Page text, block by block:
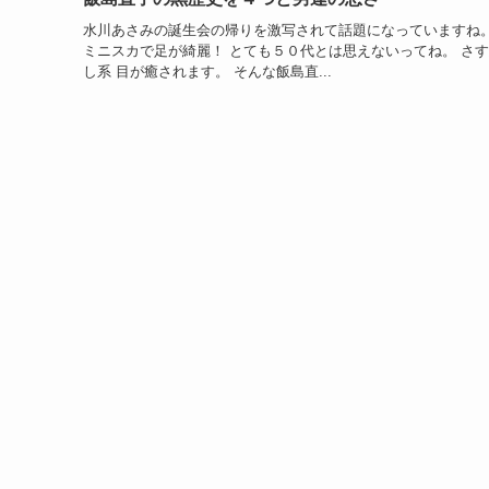
水川あさみの誕生会の帰りを激写されて話題になっていますね
ミニスカで足が綺麗！ とても５０代とは思えないってね。 さ
し系 目が癒されます。 そんな飯島直...